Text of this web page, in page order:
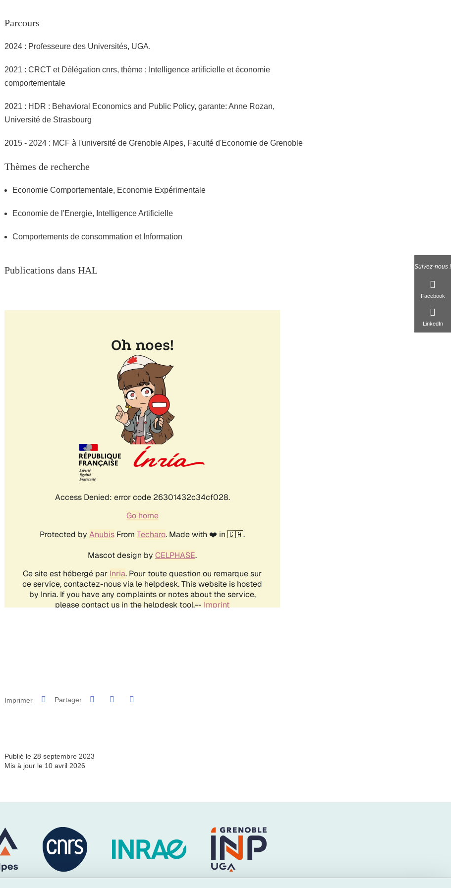
Suivez-nous !
Facebook
LinkedIn
Parcours
2024 : Professeure des Universités, UGA.
2021 : CRCT et Délégation cnrs, thème : Intelligence artificielle et économie
comportementale
2021 : HDR : Behavioral Economics and Public Policy, garante: Anne Rozan,
Université de Strasbourg
2015 - 2024 : MCF à l'université de Grenoble Alpes, Faculté d'Economie de Grenoble
Thèmes de recherche
Economie Comportementale, Economie Expérimentale
Economie de l'Energie, Intelligence Artificielle
Comportements de consommation et Information
Publications dans HAL
Imprimer Partager Partager sur Facebook
Partager sur LinkedIn
Publié le 28 septembre 2023
Mis à jour le 10 avril 2026